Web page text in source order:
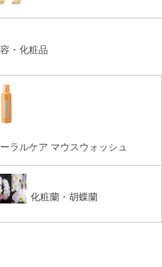
・化粧品
ラルケア マウスウォッシュ
化粧蘭・胡蝶蘭